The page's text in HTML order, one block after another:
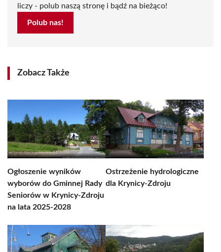
liczy - polub naszą stronę i bądź na bieżąco!
Polub nas!
Zobacz Także
Ogłoszenie wyników
wyborów do Gminnej Rady
Seniorów w Krynicy-Zdroju
na lata 2025-2028
Ostrzeżenie hydrologiczne
dla Krynicy-Zdroju